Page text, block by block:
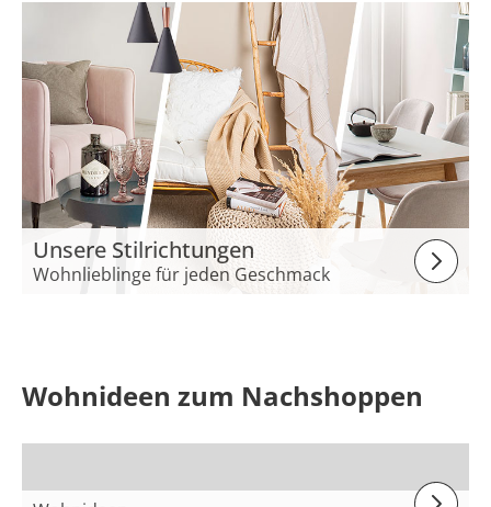
Unsere Stilrichtungen
Wohnlieblinge für jeden Geschmack
Wohnideen zum Nachshoppen